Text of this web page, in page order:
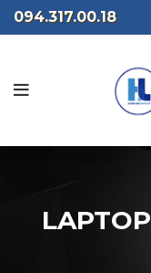
094.317.00.18